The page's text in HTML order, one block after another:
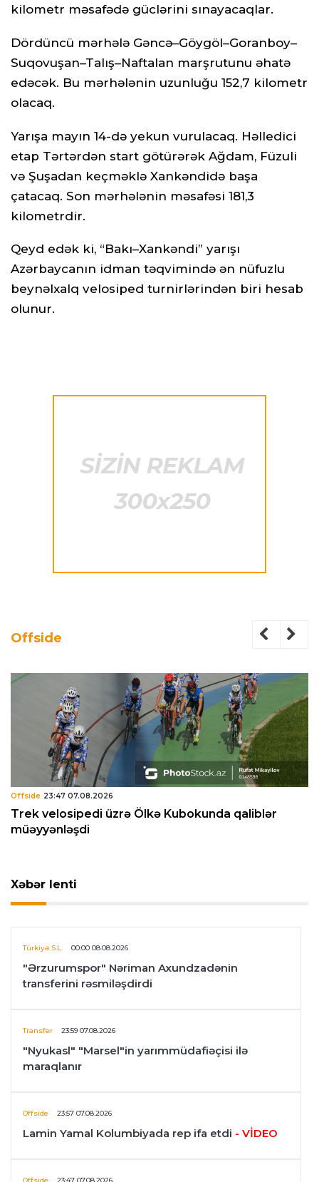
kilometr məsafədə güclərini sınayacaqlar.
Dördüncü mərhələ Gəncə–Göygöl–Goranboy–
Suqovuşan–Talış–Naftalan marşrutunu əhatə
edəcək. Bu mərhələnin uzunluğu 152,7 kilometr
olacaq.
Yarışa mayın 14-də yekun vurulacaq. Həlledici
etap Tərtərdən start götürərək Ağdam, Füzuli
və Şuşadan keçməklə Xankəndidə başa
çatacaq. Son mərhələnin məsafəsi 181,3
kilometrdir.
Qeyd edək ki, “Bakı–Xankəndi” yarışı
Azərbaycanın idman təqvimində ən nüfuzlu
beynəlxalq velosiped turnirlərindən biri hesab
olunur.
Offside
Offside 23:47 07.08.2026
Trek velosipedi üzrə Ölkə Kubokunda qaliblər
müəyyənləşdi
Xəbər lenti
Türkiyə S.L. 00:00 08.08.2026
"Ərzurumspor" Nəriman Axundzadənin
transferini rəsmiləşdirdi
Transfer 23:59 07.08.2026
"Nyukasl" "Marsel"in yarımmüdafiəçisi ilə
maraqlanır
Offside 23:57 07.08.2026
Lamin Yamal Kolumbiyada rep ifa etdi - VİDEO
Offside 23:47 07.08.2026